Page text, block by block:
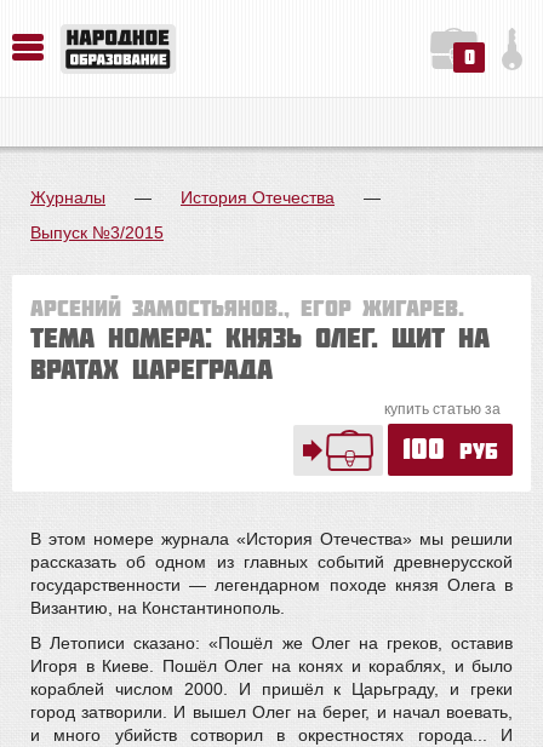
0
Журналы — История Отечества
—
Выпуск №3/2015
Арсений ЗАМОСТЬЯНОВ., Егор Жигарев.
Тема номера: Князь Олег. Щит на
вратах Цареграда
купить статью за
100 руб
В этом номере журнала «История Отечества» мы решили
рассказать об одном из главных событий древнерусской
государственности — легендарном походе князя Олега в
Византию, на Константинополь.
В Летописи сказано: «Пошёл же Олег на греков, оставив
Игоря в Киеве. Пошёл Олег на конях и кораблях, и было
кораблей числом 2000. И пришёл к Царьграду, и греки
город затворили. И вышел Олег на берег, и начал воевать,
и много убийств сотворил в окрестностях города... И